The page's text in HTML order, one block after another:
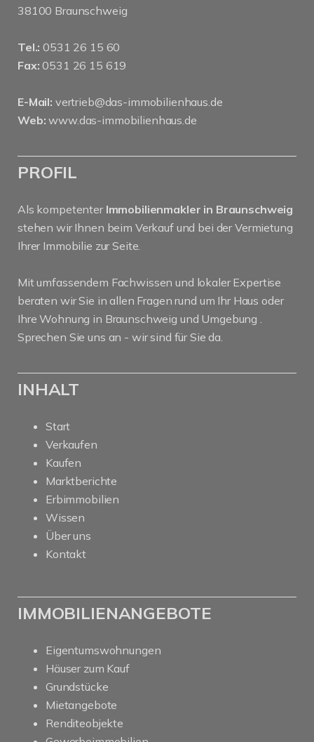
38100 Braunschweig
Tel.: 0531 26 15 60
Fax: 0531 26 15 619
E-Mail: vertrieb@das-immobilienhaus.de
Web: www.das-immobilienhaus.de
PROFIL
Als kompetenter Immobilienmakler in Braunschweig
stehen wir Ihnen beim Verkauf und bei der Vermietung
Ihrer Immobilie zur Seite.
Mit umfassendem Fachwissen und lokaler Expertise
beraten wir Sie in allen Fragen rund um Ihr Haus oder
Ihre Wohnung in Braunschweig und Umgebung .
Sprechen Sie uns an - wir sind für Sie da.
INHALT
Start
Verkaufen
Kaufen
Marktberichte
Erbimmobilien
Wissen
Über uns
Kontakt
IMMOBILIENANGEBOTE
Eigentumswohnungen
Häuser zum Kauf
Grundstücke
Mietangebote
Renditeobjekte